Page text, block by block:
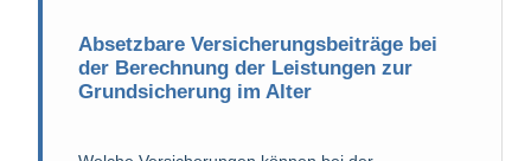
Absetzbare Versicherungsbeiträge bei
der Berechnung der Leistungen zur
Grundsicherung im Alter